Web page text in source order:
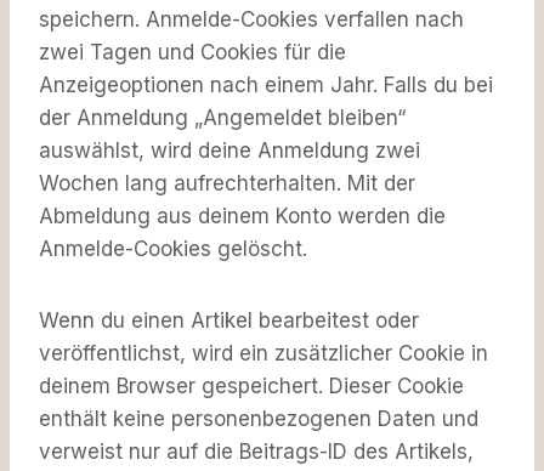
speichern. Anmelde-Cookies verfallen nach
zwei Tagen und Cookies für die
Anzeigeoptionen nach einem Jahr. Falls du bei
der Anmeldung „Angemeldet bleiben“
auswählst, wird deine Anmeldung zwei
Wochen lang aufrechterhalten. Mit der
Abmeldung aus deinem Konto werden die
Anmelde-Cookies gelöscht.
Wenn du einen Artikel bearbeitest oder
veröffentlichst, wird ein zusätzlicher Cookie in
deinem Browser gespeichert. Dieser Cookie
enthält keine personenbezogenen Daten und
verweist nur auf die Beitrags-ID des Artikels,